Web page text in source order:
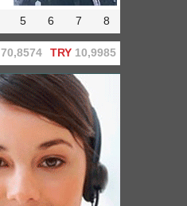
5 6 7 8
70,8574 TRY10,9985